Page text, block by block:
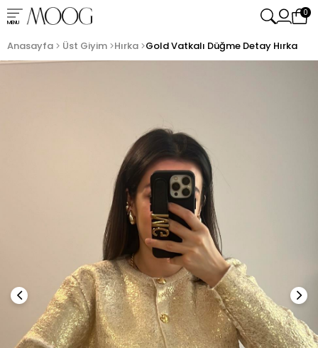
MENU
0
Anasayfa Üst Giyim Hırka Gold Vatkalı Düğme Detay Hırka